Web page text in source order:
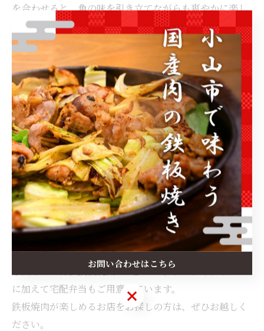
を合わせると、魚の味を引き立てながらも爽やかに楽し
めます。
まとめ
魚料理に合うお酒を選ぶ際は、魚の種類や脂の量・調理
法を意識することが大切です。
白身魚には軽やかな白ワインや淡麗な日本酒、脂ののっ
た魚には旨味のある日本酒や樽香のあるワインが向いて
います。
また揚げ物にはビールを合わせると、油っぽさが軽減さ
れ、食事がより進みます。
小山市の『博多鉄板焼肉一八』では、ランチやディナー
に加えて宅配弁当もご用意しています。
鉄板焼肉が楽しめるお店をお探しの方は、ぜひお越しく
ださい。
お問い合わせはこちら
お問い合わせはこちら